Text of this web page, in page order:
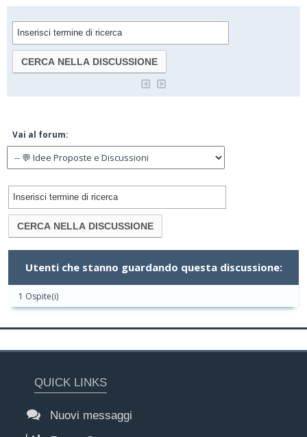
Vai al forum:
Utenti che stanno guardando questa discussione:
1 Ospite(i)
QUICK LINKS
Nuovi messaggi